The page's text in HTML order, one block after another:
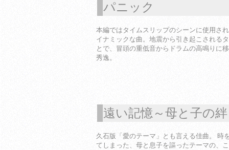
パニック
本編ではタイムスリップのシーンに使用さ
イナミックな曲。地震から引き起こされる
とで、冒頭の重低音からドラムの高鳴りに
秀逸。
遠い記憶～母と子の
久石版「愛のテーマ」とも言える佳曲。 時
てしまった、母と息子を謳ったテーマの、